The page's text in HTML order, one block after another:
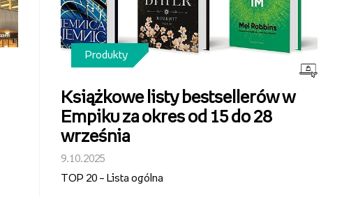
Produkty
Książkowe listy bestsellerów w
Empiku za okres od 15 do 28
września
9.10.2025
TOP 20 – Lista ogólna